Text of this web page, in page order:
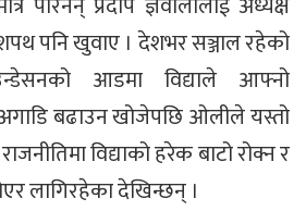
पनि खुवाए । देशभर सञ्जाल रहेको
आडमा विद्याले आफ्नो
बढाउन खोजेपछि ओलीले यस्तो
विद्याको हरेक बाटो रोक्न र
लागिरहेका देखिन्छन् ।